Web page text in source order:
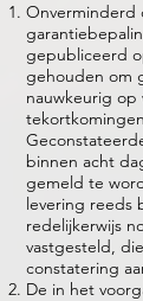
Onverminderd
gepubliceerd
gehouden om
nauwkeurig op
binnen acht
gemeld te
levering reeds
redelijkerwijs
vastgesteld,
constatering
De in het